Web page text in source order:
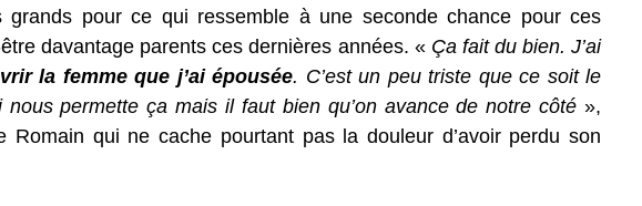
grands pour ce qui ressemble à une seconde chance pour ces
davantage parents ces dernières années. « Ça fait du bien. J’ai
la femme que j’ai épousée. C’est un peu triste que ce soit le
permette ça mais il faut bien qu’on avance de notre côté »,
Romain qui ne cache pourtant pas la douleur d’avoir perdu son